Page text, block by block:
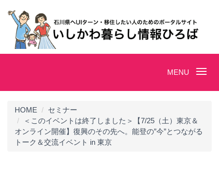
Toggle
MENU
HOME
セミナー
＜このイベントは終了しました＞【7/25（土）東京＆
オンライン開催】復興のその先へ。能登の”今”とつながる
トーク＆交流イベント in 東京